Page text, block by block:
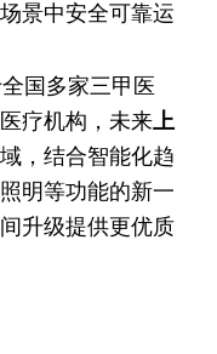
景中安全可靠运
国多家三甲医
疗机构，未来上
，结合智能化趋
明等功能的新一
升级提供更优质